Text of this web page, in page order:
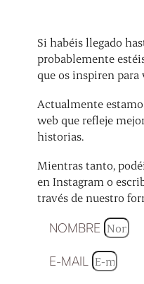
Si habéis llegado
probablemente
que os inspiren para
Actualmente
web que refleje
historias.
Mientras tanto,
en Instagram o
través de nuestro
NOMBRE
E-MAIL